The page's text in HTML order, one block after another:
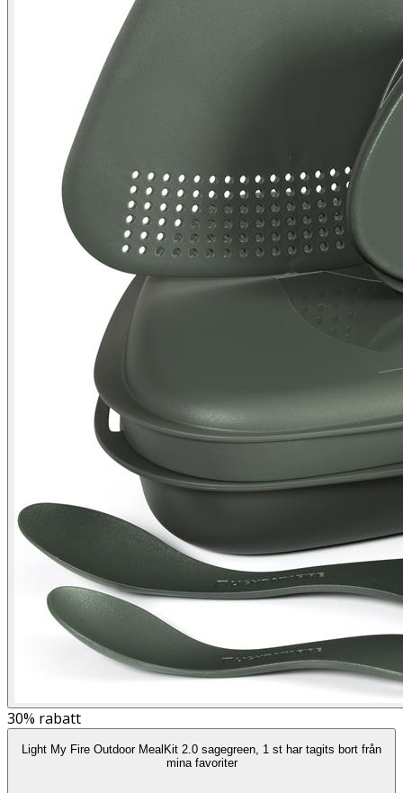
30% rabatt
Light My Fire Outdoor MealKit 2.0 sagegreen, 1 st har tagits bort från
mina favoriter